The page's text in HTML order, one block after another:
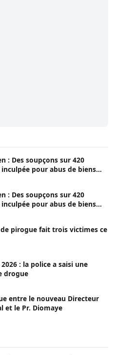
: Des soupçons sur 420
pour abus de biens
: Des soupçons sur 420
pour abus de biens
pirogue fait trois victimes ce
: la police a saisi une
drogue
entre le nouveau Directeur
et le Pr. Diomaye